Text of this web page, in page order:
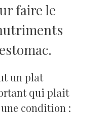
faire le
un plat
qui plait
condition :